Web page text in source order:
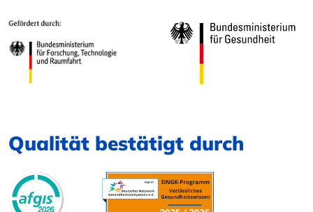
Qualität bestätigt durch